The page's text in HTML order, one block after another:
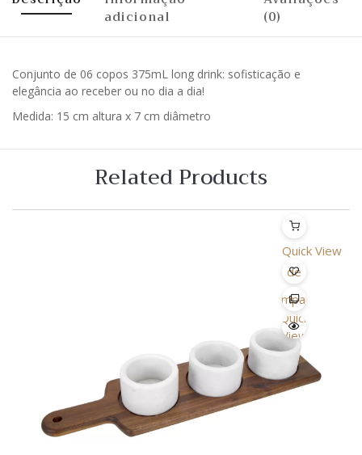
adicional
(0)
Conjunto de 06 copos 375mL long drink: sofisticação e
elegância ao receber ou no dia a dia!
Medida: 15 cm altura x 7 cm diâmetro
Related Products
Quick View
Lista
de
Desejo
Comparar
Quick
View